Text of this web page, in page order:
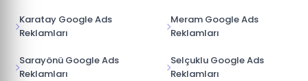
Karatay Google Ads
Reklamları
Meram Google Ads
Reklamları
Sarayönü Google Ads
Reklamları
Selçuklu Google Ads
Reklamları